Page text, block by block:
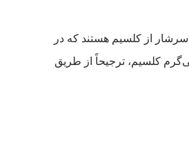
سرشار از کلسیم هستند که در
دندان‌ها نقش مؤثری ایفا می‌کنند. متخصصان سلامت توصیه می‌کنند که بزرگسالان روزانه حدود ۱۰۰۰ میلی‌گرم کلسیم، ترجیحاً از طریق